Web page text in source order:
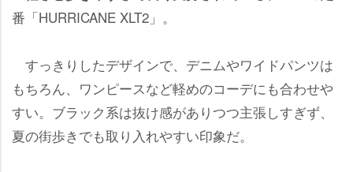
番「HURRICANE XLT2」。
すっきりしたデザインで、デニムやワイドパンツは
もちろん、ワンピースなど軽めのコーデにも合わせ
すい。ブラック系は抜け感がありつつ主張しすぎず、
夏の街歩きでも取り入れやすい印象だ。